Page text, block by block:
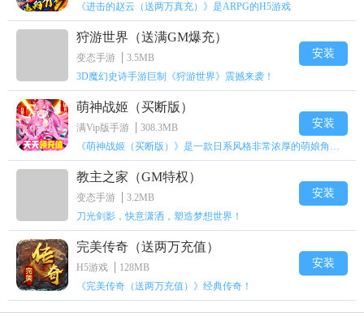
《进击的赵云（送两万真充）》是ARPG的H5游戏
狩游世界（送满GM爆充）
变态手游
3.5MB
3D魔幻史诗手游巨制《狩游世界》震撼来袭！
安装
萌神战姬（买断版）
满Vip版手游
308.3MB
《萌神战姬（买断版）》是一款日系风格非常浓厚的萌娘角色扮演策略卡牌手游
安装
教主之家（GM特权）
变态手游
3.2MB
刀光剑影，快意潇洒，塑造梦想世界！
安装
完美传奇（送两万充值）
H5游戏
128MB
《完美传奇（送两万充值）》经典传奇！
安装